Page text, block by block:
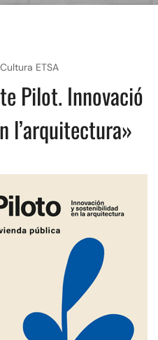
Cultura ETSA
Pilot. Innovació
l’arquitectura»